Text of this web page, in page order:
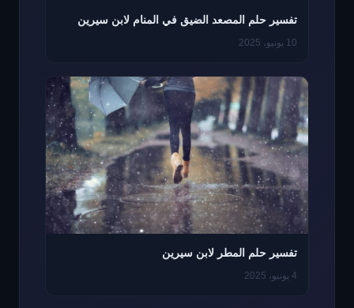
تفسير حلم المصعد الضيق في المنام لابن سيرين
10 يونيو، 2025
تفسير حلم المطر لابن سيرين
4 يونيو، 2025